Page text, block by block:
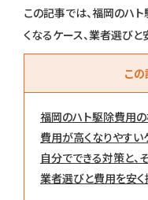
この記事では、福岡のハ
くなるケース、業者選びと
こ
福岡のハト駆除費用
費用が高くなりやすい
自分でできる対策と、
業者選びと費用を安く